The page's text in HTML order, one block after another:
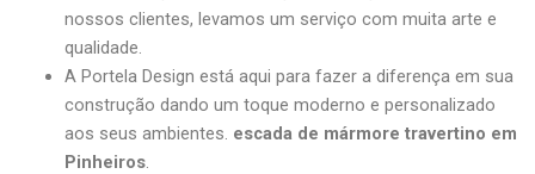
nossos clientes, levamos um serviço com muita arte e
qualidade.
A Portela Design está aqui para fazer a diferença em sua
construção dando um toque moderno e personalizado
aos seus ambientes. escada de mármore travertino em
Pinheiros.